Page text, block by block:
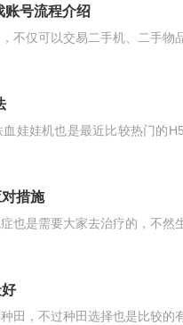
账号流程介绍
不仅可以交易二手机、二手
娃娃机也是最近比较热门的
措施
也是需要大家去治疗的，不然
田，不过种田选择也是比较的